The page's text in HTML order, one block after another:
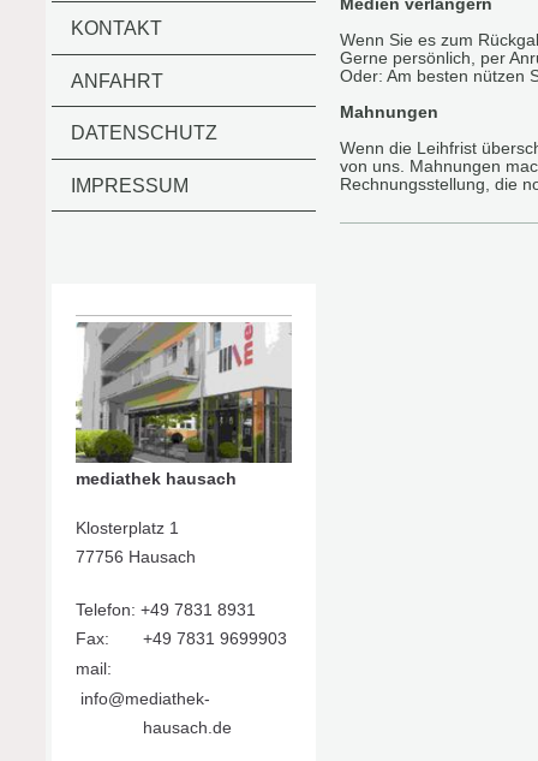
KONTAKT
ANFAHRT
DATENSCHUTZ
IMPRESSUM
mediathek hausach
Klosterplatz 1
77756 Hausach
Telefon: +49 7831 8931
Fax: +49 7831 9699903
mail:
info@mediathek-
hausach.de
Medien verlängern
Wenn Sie es zum
Gerne persönlich, per
Oder: Am besten nützen
Mahnungen
Wenn die Leihfrist
von uns. Mahnungen
Rechnungsstellung, die